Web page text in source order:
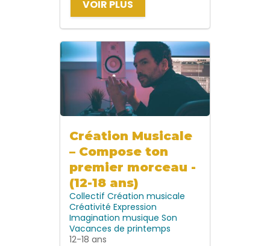
VOIR PLUS
Création Musicale
– Compose ton
premier morceau -
(12-18 ans)
Collectif Création musicale
Créativité Expression
Imagination musique Son
Vacances de printemps
12-18 ans